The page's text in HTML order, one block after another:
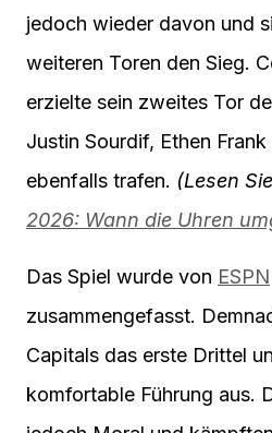
jedoch wieder davon und
weiteren Toren den Sieg.
erzielte sein zweites Tor
Justin Sourdif, Ethen
ebenfalls trafen. (Lesen
2026: Wann die Uhren
Das Spiel wurde von ESPN
zusammengefasst.
Capitals das erste Drittel
komfortable Führung aus.